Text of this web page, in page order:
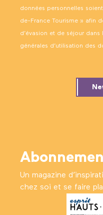
données personnelles
de-France Tourisme » afin
d’évasion et de séjour dans
générales d’utilisation des
Un magazine
chez soi et se faire